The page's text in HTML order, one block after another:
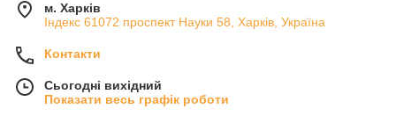
м. Харків
Індекс 61072 проспект Науки 58, Харків, Україна
Контакти
Сьогодні вихідний
Показати весь графік роботи